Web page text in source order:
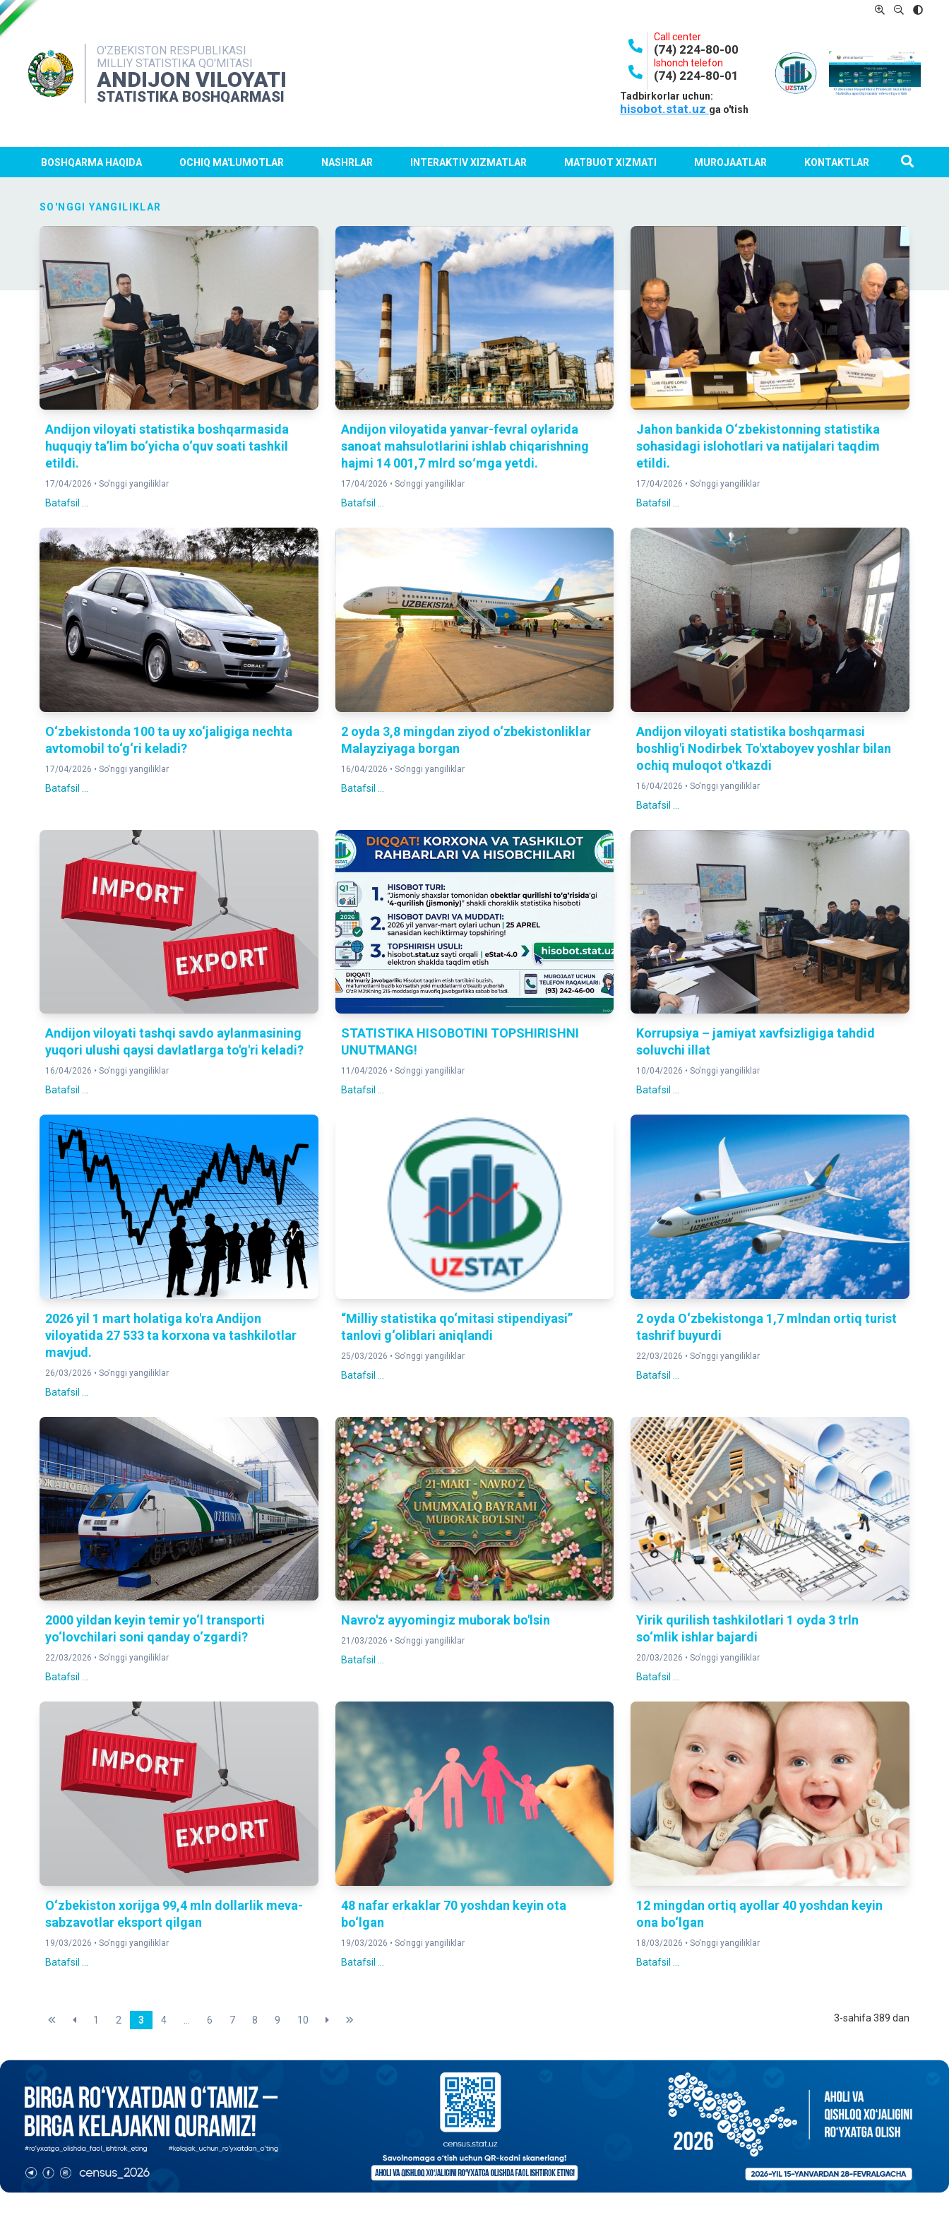
O'ZBEKISTON RESPUBLIKASI
MILLIY STATISTIKA QO'MITASI
ANDIJON VILOYATI
STATISTIKA BOSHQARMASI
Call center
(74) 224-80-00
Ishonch telefon
(74) 224-80-01
Tadbirkorlar uchun:
hisobot.stat.uz ga o'tish
BOSHQARMA HAQIDA OCHIQ MA'LUMOTLAR NASHRLAR INTERAKTIV XIZMATLAR MATBUOT XIZMATI MUROJAATLAR KONTAKTLAR
SO'NGGI YANGILIKLAR
Andijon viloyati statistika boshqarmasida
huquqiy ta’lim bo‘yicha o‘quv soati tashkil
etildi.
17/04/2026 • So'nggi yangiliklar
Batafsil ...
Andijon viloyatida yanvar-fevral oylarida
sanoat mahsulotlarini ishlab chiqarishning
hajmi 14 001,7 mlrd soʻmga yetdi.
17/04/2026 • So'nggi yangiliklar
Batafsil ...
Jahon bankida O‘zbekistonning statistika
sohasidagi islohotlari va natijalari taqdim
etildi.
17/04/2026 •So'nggi yangiliklar
Batafsil ...
O‘zbekistonda 100 ta uy xo‘jaligiga nechta
avtomobil to‘g‘ri keladi?
17/04/2026 • So'nggi yangiliklar
Batafsil ...
2 oyda 3,8 mingdan ziyod o‘zbekistonliklar
Malayziyaga borgan
16/04/2026 • So'nggi yangiliklar
Batafsil ...
Andijon viloyati statistika boshqarmasi
boshlig'i Nodirbek To'xtaboyev yoshlar bilan
ochiq muloqot o'tkazdi
16/04/2026 •So'nggi yangiliklar
Batafsil ...
Andijon viloyati tashqi savdo aylanmasining
yuqori ulushi qaysi davlatlarga to'g'ri keladi?
16/04/2026 • So'nggi yangiliklar
Batafsil ...
STATISTIKA HISOBOTINI TOPSHIRISHNI
UNUTMANG!
11/04/2026 • So'nggi yangiliklar
Batafsil ...
Korrupsiya – jamiyat xavfsizligiga tahdid
soluvchi illat
10/04/2026 •So'nggi yangiliklar
Batafsil ...
2026 yil 1 mart holatiga ko'ra Andijon
viloyatida 27 533 ta korxona va tashkilotlar
mavjud.
26/03/2026 • So'nggi yangiliklar
Batafsil ...
“Milliy statistika qo‘mitasi stipendiyasi”
tanlovi g‘oliblari aniqlandi
25/03/2026 • So'nggi yangiliklar
Batafsil ...
2 oyda O‘zbekistonga 1,7 mlndan ortiq turist
tashrif buyurdi
22/03/2026 •So'nggi yangiliklar
Batafsil ...
2000 yildan keyin temir yo‘l transporti
yo‘lovchilari soni qanday o‘zgardi?
22/03/2026 • So'nggi yangiliklar
Batafsil ...
Navro'z ayyomingiz muborak bo'lsin
21/03/2026 • So'nggi yangiliklar
Batafsil ...
Yirik qurilish tashkilotlari 1 oyda 3 trln
so‘mlik ishlar bajardi
20/03/2026 •So'nggi yangiliklar
Batafsil ...
O‘zbekiston xorijga 99,4 mln dollarlik meva-
sabzavotlar eksport qilgan
19/03/2026 • So'nggi yangiliklar
Batafsil ...
48 nafar erkaklar 70 yoshdan keyin ota
bo‘lgan
19/03/2026 • So'nggi yangiliklar
Batafsil ...
12 mingdan ortiq ayollar 40 yoshdan keyin
ona bo‘lgan
18/03/2026 •So'nggi yangiliklar
Batafsil ...
3-sahifa 389 dan
1 2 3 4 6 7 8 9 10